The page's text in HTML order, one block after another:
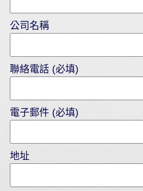
公司名稱
聯絡電話 (必填)
電子郵件 (必填)
地址